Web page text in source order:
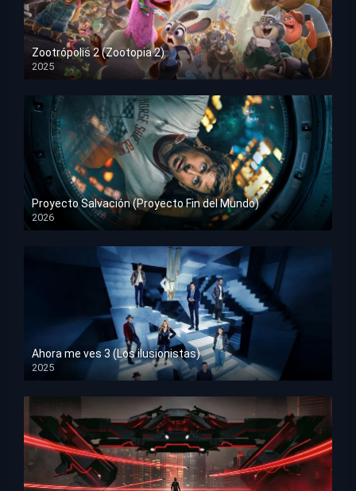
Zootrópolis 2 (Zootopia 2)
2025
HD 1080p
Proyecto Salvación (Proyecto Fin del Mundo)
2026
HD 1080p
Ahora me ves 3 (Los ilusionistas)
2025
HD 1080p